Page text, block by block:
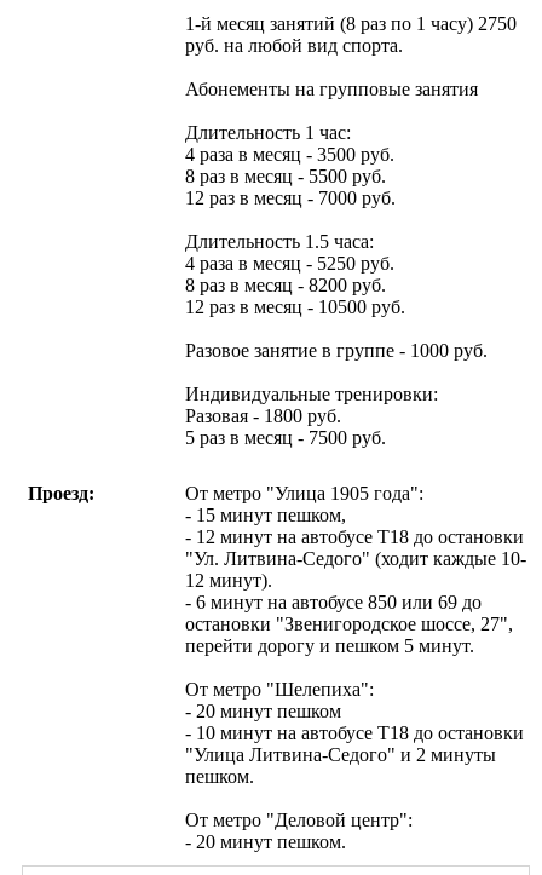
1-й месяц занятий (8 раз по 1 часу) 2750
руб. на любой вид спорта.
Абонементы на групповые занятия
Длительность 1 час:
4 раза в месяц - 3500 руб.
8 раз в месяц - 5500 руб.
12 раз в месяц - 7000 руб.
Длительность 1.5 часа:
4 раза в месяц - 5250 руб.
8 раз в месяц - 8200 руб.
12 раз в месяц - 10500 руб.
Разовое занятие в группе - 1000 руб.
Индивидуальные тренировки:
Разовая - 1800 руб.
5 раз в месяц - 7500 руб.
Проезд:
От метро "Улица 1905 года":
- 15 минут пешком,
- 12 минут на автобусе Т18 до остановки
"Ул. Литвина-Седого" (ходит каждые 10-
12 минут).
- 6 минут на автобусе 850 или 69 до
остановки "Звенигородское шоссе, 27",
перейти дорогу и пешком 5 минут.
От метро "Шелепиха":
- 20 минут пешком
- 10 минут на автобусе Т18 до остановки
"Улица Литвина-Седого" и 2 минуты
пешком.
От метро "Деловой центр":
- 20 минут пешком.